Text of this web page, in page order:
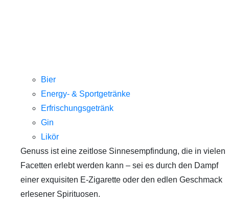
Bier
Energy- & Sportgetränke
Erfrischungsgetränk
Gin
Likör
Genuss ist eine zeitlose Sinnesempfindung, die in vielen
Facetten erlebt werden kann – sei es durch den Dampf
einer exquisiten E-Zigarette oder den edlen Geschmack
erlesener Spirituosen.